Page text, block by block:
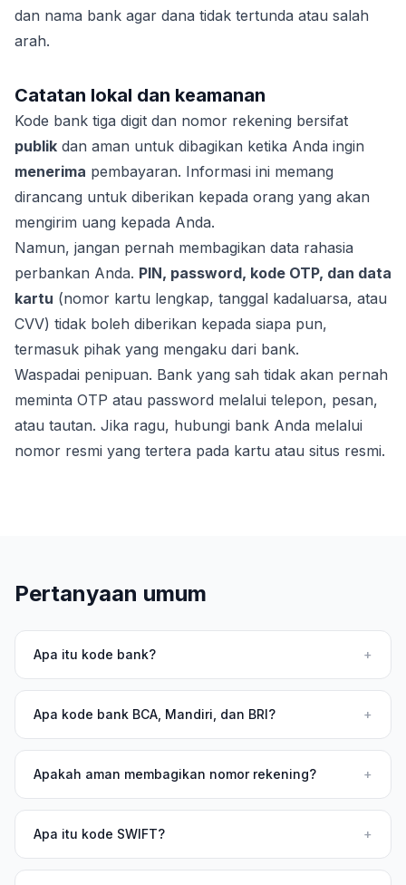
dan nama bank agar dana tidak tertunda atau salah
arah.
Catatan lokal dan keamanan
Kode bank tiga digit dan nomor rekening bersifat
publik dan aman untuk dibagikan ketika Anda ingin
menerima pembayaran. Informasi ini memang
dirancang untuk diberikan kepada orang yang akan
mengirim uang kepada Anda.
Namun, jangan pernah membagikan data rahasia
perbankan Anda. PIN, password, kode OTP, dan data
kartu (nomor kartu lengkap, tanggal kadaluarsa, atau
CVV) tidak boleh diberikan kepada siapa pun,
termasuk pihak yang mengaku dari bank.
Waspadai penipuan. Bank yang sah tidak akan pernah
meminta OTP atau password melalui telepon, pesan,
atau tautan. Jika ragu, hubungi bank Anda melalui
nomor resmi yang tertera pada kartu atau situs resmi.
Pertanyaan umum
Apa itu kode bank? +
Apa kode bank BCA, Mandiri, dan BRI? +
Apakah aman membagikan nomor rekening? +
Apa itu kode SWIFT? +